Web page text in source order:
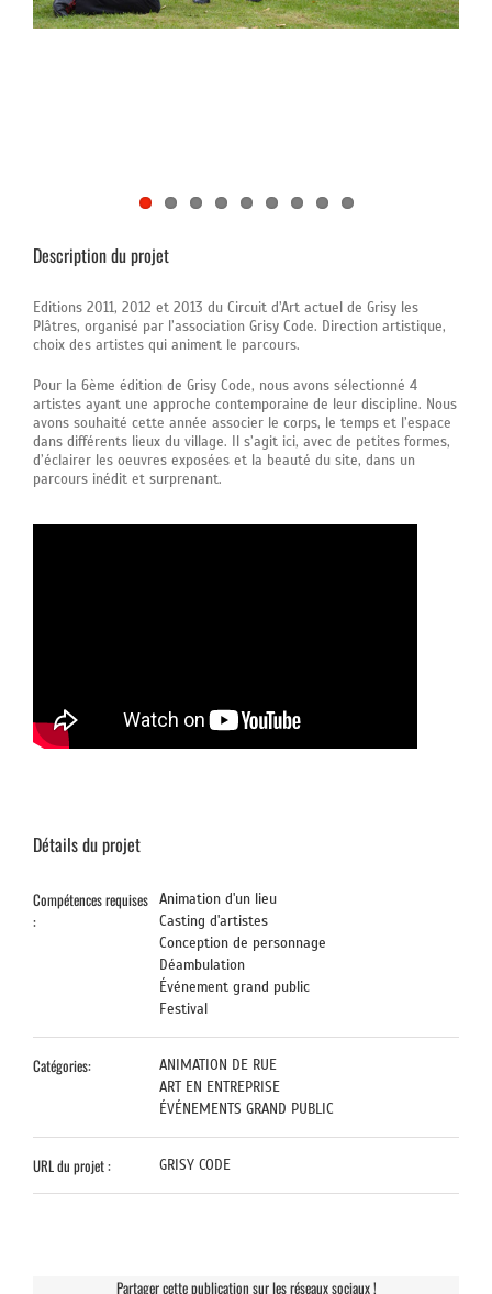
Description du projet
Editions 2011, 2012 et 2013 du Circuit d’Art actuel de Grisy les
Plâtres, organisé par l’association Grisy Code. Direction artistique,
choix des artistes qui animent le parcours.
Pour la 6ème édition de Grisy Code, nous avons sélectionné 4
artistes ayant une approche contemporaine de leur discipline. Nous
avons souhaité cette année associer le corps, le temps et l’espace
dans différents lieux du village. Il s’agit ici, avec de petites formes,
d’éclairer les oeuvres exposées et la beauté du site, dans un
parcours inédit et surprenant.
Détails du projet
Compétences requises
:
Animation d'un lieu
Casting d'artistes
Conception de personnage
Déambulation
Événement grand public
Festival
Catégories:
ANIMATION DE RUE
ART EN ENTREPRISE
ÉVÉNEMENTS GRAND PUBLIC
URL du projet : GRISY CODE
Partager cette publication sur les réseaux sociaux !